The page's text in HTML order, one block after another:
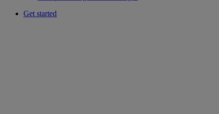
Get started